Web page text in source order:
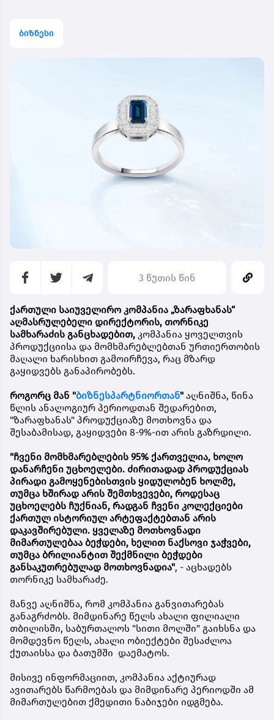
ბიზნესი
3 წუთის წინ
ქართული საიუველირო კომპანია „ზარაფხანას“
აღმასრულებელი დირექტორის, თორნიკე
სამხარაძის განცხადებით, კომპანია ყოველთვის
პროდუქციისა და მომხმარებლებთან ურთიერთობის
მაღალი ხარისხით გამოირჩევა, რაც მზარდ
გაყიდვებს განაპირობებს.
როგორც მან "ბიზნესპარტნიორთან" აღნიშნა, წინა
წლის ანალოგიურ პერიოდთან შედარებით,
"ზარაფხანას" პროდუქციაზე მოთხოვნა და
შესაბამისად, გაყიდვები 8-9%-ით არის გაზრდილი.
"ჩვენი მომხმარებლების 95% ქართველია, ხოლო
დანარჩენი უცხოელები. ძირითადად პროდუქციას
პირადი გამოყენებისთვის ყიდულობენ ხოლმე,
თუმცა ხშირად არის შემთხვევები, როდესაც
უცხოელებს ჩუქნიან, რადგან ჩვენი კოლექციები
ქართულ ისტორიულ არტეფაქტებთან არის
დაკავშირებული. ყველაზე მოთხოვნადი
მიმართულებაა ბეჭდები, ხელით ნაქსოვი ჯაჭვები,
თუმცა ბრილიანტით შექმნილი ბეჭდები
განსაკუთრებულად მოთხოვნადია", - აცხადებს
თორნიკე სამხარაძე.
მანვე აღნიშნა, რომ კომპანია განვითარებას
განაგრძობს. მიმდინარე წელს ახალი ფილიალი
თბილისში, საბურთალოს "სითი მოლში" გაიხსნა და
მომდევნო წელს, ახალი ობიექტები შესაძლოა
ქუთაისსა და ბათუმში დაემატოს.
მისივე ინფორმაციით, კომპანია აქტიურად
ავითარებს წარმოებას და მიმდინარე პერიოდში ამ
მიმართულებით ქმედითი ნაბიჯები იდგმება.